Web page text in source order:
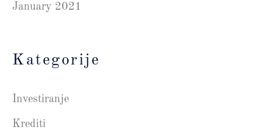
January 2021
Kategorije
Investiranje
Krediti